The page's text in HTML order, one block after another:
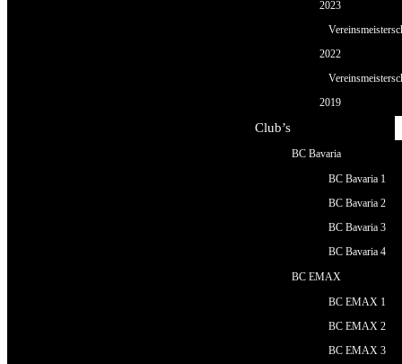
2023
2022
2019
Club’s
BC Bavaria
BC Bavaria 1
BC Bavaria 2
BC Bavaria 3
BC Bavaria 4
BC EMAX
BC EMAX 1
BC EMAX 2
BC EMAX 3